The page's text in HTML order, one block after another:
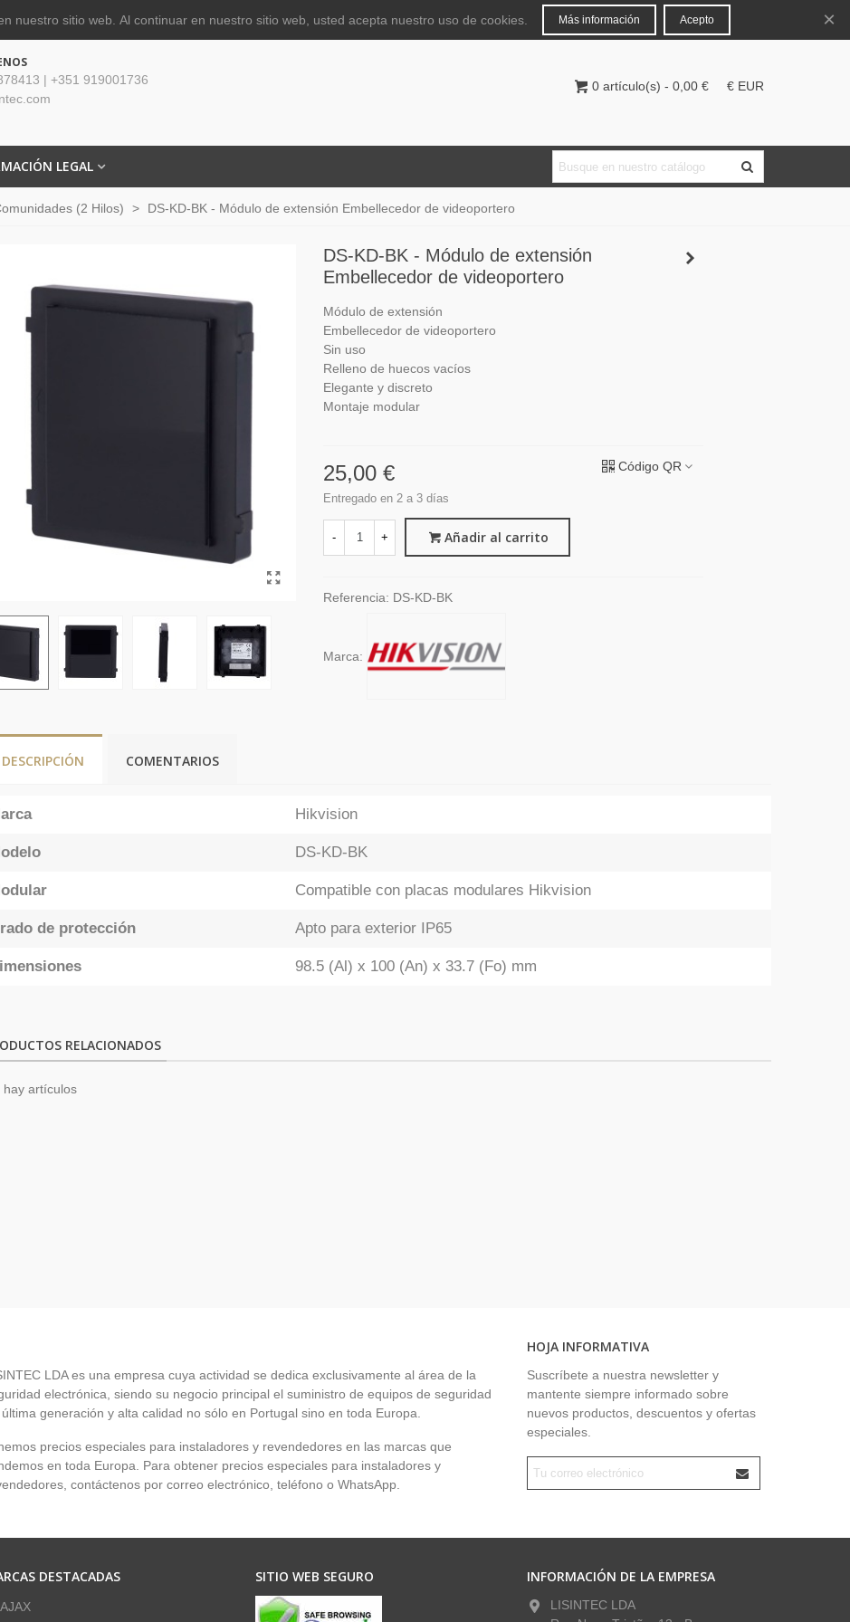
Español Iniciar sesión
| +351 919001736
0 artículo(s) - 0,00 € € EUR
LEGAL
(2 Hilos) > DS-KD-BK - Módulo de extensión Embellecedor de videoportero
DS-KD-BK - Módulo de extensión
Embellecedor de videoportero
Módulo de extensión
Embellecedor de videoportero
Sin uso
Relleno de huecos vacíos
Elegante y discreto
Montaje modular
25,00 €
Entregado en 2 a 3 días
Código QR
- + Añadir al carrito
Referencia: DS-KD-BK
Marca:
DESCRIPCIÓN COMENTARIOS
Hikvision
DS-KD-BK
Compatible con placas modulares Hikvision
de protección Apto para exterior IP65
98.5 (Al) x 100 (An) x 33.7 (Fo) mm
RELACIONADOS
hay artículos
LDA es una empresa cuya actividad se dedica exclusivamente al área de la
electrónica, siendo su negocio principal el suministro de equipos de seguridad
generación y alta calidad no sólo en Portugal sino en toda Europa.
precios especiales para instaladores y revendedores en las marcas que
en toda Europa. Para obtener precios especiales para instaladores y
contáctenos por correo electrónico, teléfono o WhatsApp.
HOJA INFORMATIVA
Suscríbete a nuestra newsletter y
mantente siempre informado sobre
nuevos productos, descuentos y ofertas
especiales.
DESTACADAS
AJAX
SITIO WEB SEGURO INFORMACIÓN DE LA EMPRESA
LISINTEC LDA
nuestro sitio web. Al continuar en nuestro sitio web, usted acepta nuestro uso de cookies. Más información Acepto ×